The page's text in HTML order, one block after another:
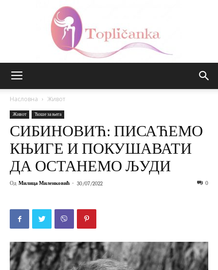
Насловна Живот
Живот Ћоше за њега
СИБИНОВИЋ: ПИСАЋЕМО
КЊИГЕ И ПОКУШАВАТИ
ДА ОСТАНЕМО ЉУДИ
Од Милица Миленковић - 30/07/2022 0